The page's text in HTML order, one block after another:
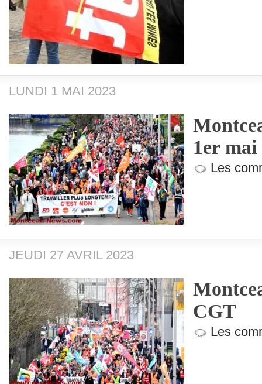
LUNDI 1 MAI 2023
1er
Les
JEUDI 27 AVRIL 2023
CGT
Les